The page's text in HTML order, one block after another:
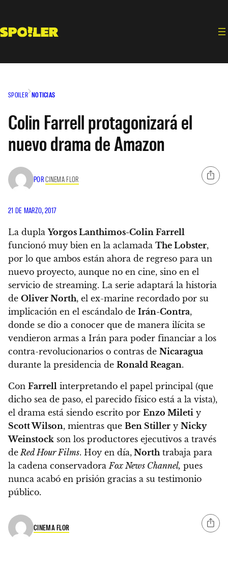
contenido
SPOILER NOTICIAS
Colin Farrell protagonizará el
nuevo drama de Amazon
PORCINEMA FLOR
21 DE MARZO, 2017
La duplaYorgos Lanthimos-Colin Farrell
funcionó muy bien en la aclamada The Lobster,
por lo que ambos están ahora de regreso para un
nuevo proyecto, aunque no en cine, sino en el
servicio de streaming. La serie adaptará la historia
de Oliver North, el ex-marine recordado por su
implicación en el escándalo de Irán-Contra,
donde se dio a conocer que de manera ilícita se
vendieron armas a Irán para poder financiar a los
contra-revolucionarios o contras de Nicaragua
durante la presidencia de Ronald Reagan.
Con Farrell interpretando el papel principal (que
dicho sea de paso, el parecido físico está a la vista),
el drama está siendo escrito por Enzo Mileti y
Scott Wilson, mientras que Ben Stiller y Nicky
Weinstock son los productores ejecutivos a través
deRed Hour Films. Hoy en día, Northtrabaja para
la cadena conservadoraFox News Channel, pues
nunca acabó en prisión gracias a su testimonio
público.
CINEMA FLOR